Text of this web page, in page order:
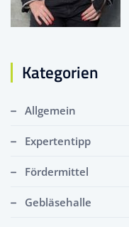
Kategorien
Allgemein
Expertentipp
Fördermittel
Gebläsehalle